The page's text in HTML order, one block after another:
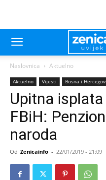
Naslovnica Aktuelno
Aktuelno Vijesti Bosna i
Upitna
FBiH:
naroda
Od Zenicainfo - 22/01/2019 - 21:09